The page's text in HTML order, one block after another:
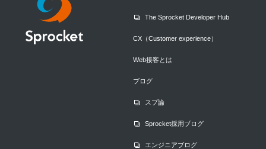
The Sprocket Developer Hub
CX（Customer experience）
Web接客とは
ブログ
スプ論
Sprocket採用ブログ
エンジニアブログ